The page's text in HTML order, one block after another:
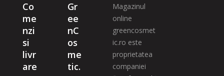
Co
me
nzi
si
livr
are
Gr
ee
nC
os
me
tic.
Magazinul
online
greencosmet
ic.ro este
proprietatea
companiei